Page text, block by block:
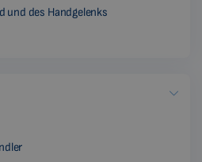
und des Handgelenks